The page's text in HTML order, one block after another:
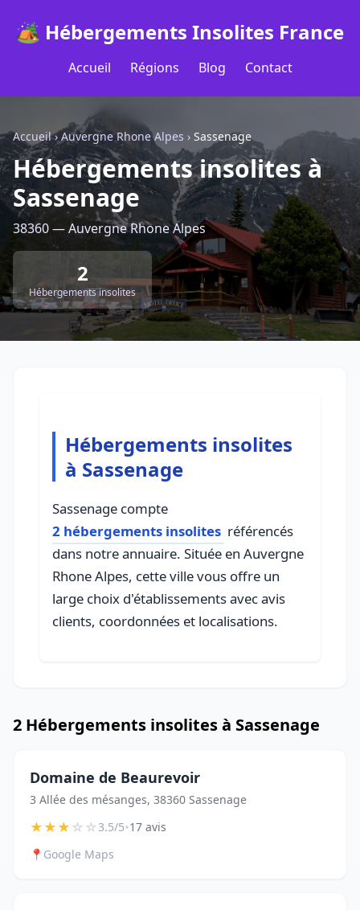
🏕️ Hébergements Insolites France
Accueil Régions Blog Contact
Accueil›Auvergne Rhone Alpes › Sassenage
Hébergements insolites à
Sassenage
38360 — Auvergne Rhone Alpes
2
Hébergements insolites
Hébergements insolites
à Sassenage
Sassenage compte
2 hébergements insolites référencés
dans notre annuaire. Située en Auvergne
Rhone Alpes, cette ville vous offre un
large choix d'établissements avec avis
clients, coordonnées et localisations.
2 Hébergements insolites à Sassenage
Domaine de Beaurevoir
3 Allée des mésanges, 38360 Sassenage
★★★☆☆3.5/5•17 avis
📍 Google Maps